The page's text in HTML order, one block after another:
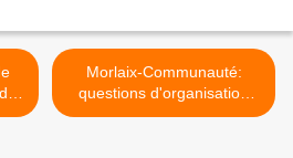
Morlaix-Communauté:
questions d'organisation
(Le Télégramme, 14